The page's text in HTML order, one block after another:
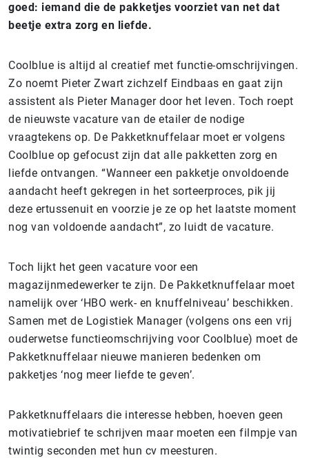
goed: iemand die de pakketjes voorziet van net dat
beetje extra zorg en liefde.
Coolblue is altijd al creatief met functie-omschrijvingen.
Zo noemt Pieter Zwart zichzelf Eindbaas en gaat zijn
assistent als Pieter Manager door het leven. Toch roept
de nieuwste vacature van de etailer de nodige
vraagtekens op. De Pakketknuffelaar moet er volgens
Coolblue op gefocust zijn dat alle pakketten zorg en
liefde ontvangen. “Wanneer een pakketje onvoldoende
aandacht heeft gekregen in het sorteerproces, pik jij
deze ertussenuit en voorzie je ze op het laatste moment
nog van voldoende aandacht”, zo luidt de vacature.
Toch lijkt het geen vacature voor een
magazijnmedewerker te zijn. De Pakketknuffelaar moet
namelijk over ‘HBO werk- en knuffelniveau’ beschikken.
Samen met de Logistiek Manager (volgens ons een vrij
ouderwetse functieomschrijving voor Coolblue) moet de
Pakketknuffelaar nieuwe manieren bedenken om
pakketjes ‘nog meer liefde te geven’.
Pakketknuffelaars die interesse hebben, hoeven geen
motivatiebrief te schrijven maar moeten een filmpje van
twintig seconden met hun cv meesturen.